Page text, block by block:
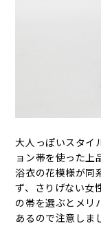
大人っぽいスタイ
ョン帯を使った上
浴衣の花模様が同
ず、さりげない女
の帯を選ぶとメリ
あるので注意しま